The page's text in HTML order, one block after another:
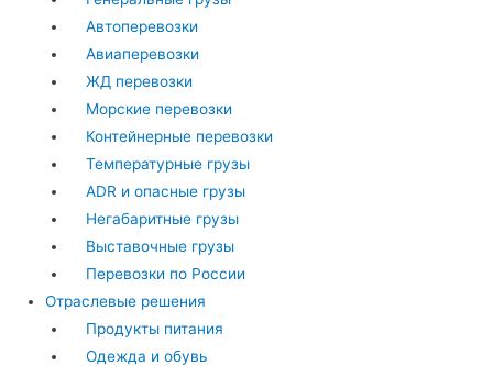
Автоперевозки
Авиаперевозки
ЖД перевозки
Морские перевозки
Контейнерные перевозки
Температурные грузы
ADR и опасные грузы
Негабаритные грузы
Выставочные грузы
Перевозки по России
Отраслевые решения
Продукты питания
Одежда и обувь